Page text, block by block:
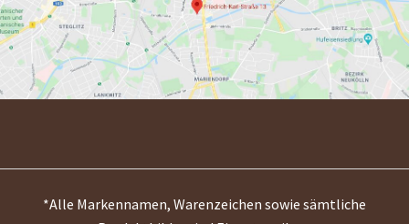
*Alle Markennamen, Warenzeichen sowie sämtliche